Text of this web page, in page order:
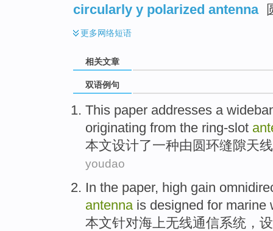
circularly y polarized antenna
更多网络短语
相关文章
双语例句
This paper addresses a
originating from the ring-slot
本文设计了一种由 圆环缝隙天线
youdao
In the paper, high gain
antenna is designed for marine
本文针对海上无线通信系统，